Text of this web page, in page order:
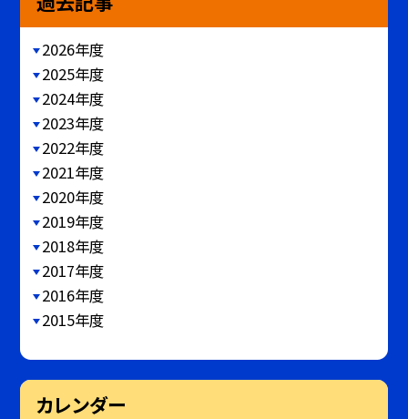
2026年度
2025年度
2024年度
2023年度
2022年度
2021年度
2020年度
2019年度
2018年度
2017年度
2016年度
2015年度
カレンダー